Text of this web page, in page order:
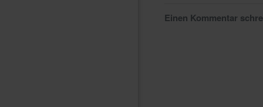
Einen Kommentar